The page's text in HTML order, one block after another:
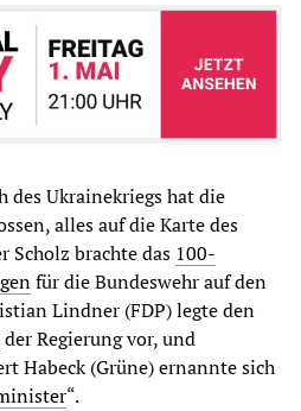
Ukrainekriegs hat die
alles auf die Karte des
Scholz brachte das 100-
für die Bundeswehr auf den
Lindner (FDP) legte den
der Regierung vor, und
Habeck (Grüne) ernannte sich
“.